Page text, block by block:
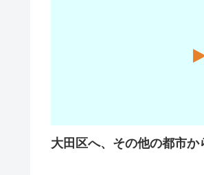
大田区へ、その他の都市か